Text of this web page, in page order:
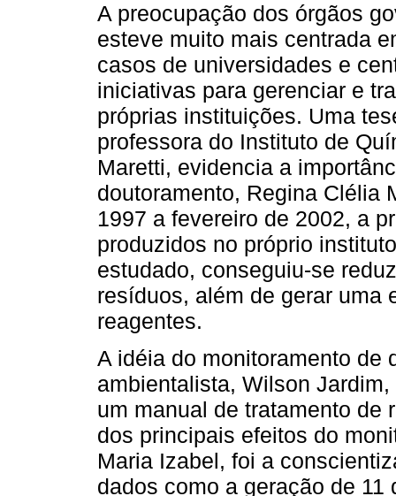
A preocupação dos órgãos
esteve muito mais centrada
casos de universidades e
iniciativas para gerenciar e
próprias instituições. Uma
professora do Instituto de
Maretti, evidencia a
doutoramento, Regina Clélia
1997 a fevereiro de 2002, a
produzidos no próprio
estudado, conseguiu-se
resíduos, além de gerar uma
reagentes.
A idéia do monitoramento de
ambientalista, Wilson
um manual de tratamento de
dos principais efeitos do
Maria Izabel, foi a
dados como a geração de